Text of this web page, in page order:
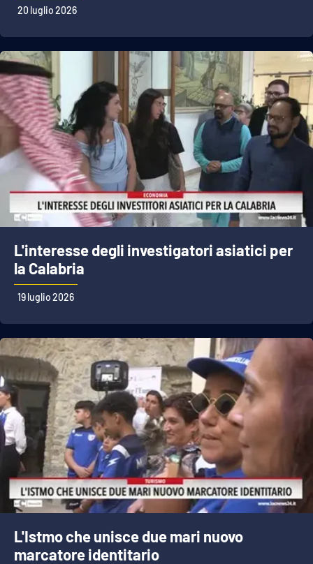
20 luglio 2026
L'interesse degli investigatori asiatici per
la Calabria
19 luglio 2026
L'Istmo che unisce due mari nuovo
marcatore identitario